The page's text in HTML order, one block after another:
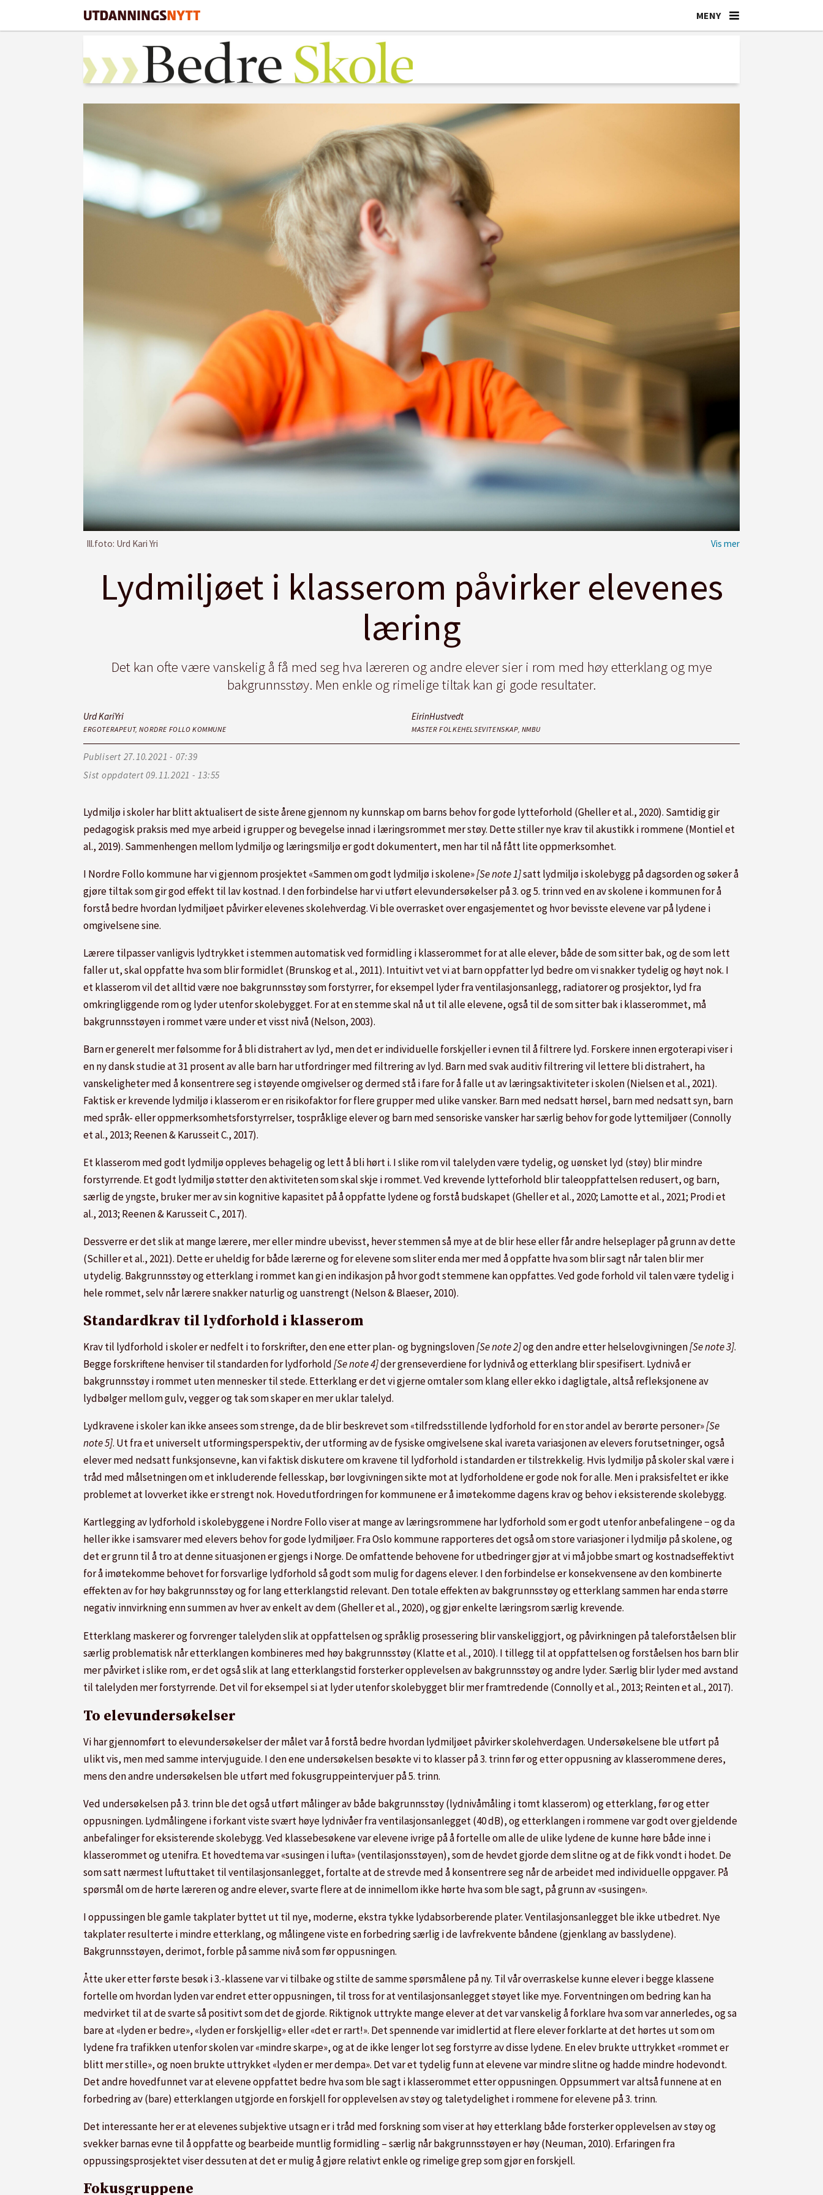
Ill.foto: Urd Kari Yri
Lydmiljøet i klasserom påvirker elevenes
læring
Det kan ofte være vanskelig å få med seg hva læreren og andre elever sier i rom med høy etterklang og mye
bakgrunnsstøy. Men enkle og rimelige tiltak kan gi gode resultater.
Urd KariYri
ERGOTERAPEUT, NORDRE FOLLO KOMMUNE
EirinHustvedt
MASTER FOLKEHELSEVITENSKAP, NMBU
Publisert
27.10.2021 - 07:39
Sist oppdatert
09.11.2021 - 13:55
Lydmiljø i skoler har blitt aktualisert de siste årene gjennom ny kunnskap om barns behov for gode lytteforhold (Ghelleret al., 2020). Samtidig gir
pedagogisk praksis med mye arbeid i grupper og bevegelse innad i læringsrommet mer støy. Dette stiller nye krav til akustikk i rommene (Montiel et
al., 2019). Sammenhengen mellom lydmiljø og læringsmiljø er godt dokumentert, men har til nå fått lite oppmerksomhet.
I Nordre Follo kommune har vi gjennom prosjektet «Sammen om godt lydmiljø i skolene»[Se note 1]satt lydmiljø i skolebygg på dagsorden og søker å
gjøre tiltak som gir god effekt til lav kostnad. I den forbindelse har vi utført elevundersøkelser på 3. og 5. trinn ved en av skolene i kommunen for å
forstå bedre hvordan lydmiljøet påvirker elevenes skolehverdag. Vi ble overrasket over engasjementet og hvor bevisste elevene var på lydene i
omgivelsene sine.
Lærere tilpasser vanligvis lydtrykket i stemmen automatisk ved formidling i klasserommet for at alle elever, både de som sitter bak, og de som lett
faller ut, skal oppfatte hva som blir formidlet (Brunskog et al., 2011). Intuitivt vet vi at barn oppfatter lyd bedre om vi snakker tydelig og høyt nok. I
et klasserom vil det alltid være noe bakgrunnsstøy som forstyrrer, for eksempel lyder fra ventilasjonsanlegg, radiatorer og prosjektor, lyd fra
omkringliggende rom og lyder utenfor skolebygget. For at en stemme skal nå ut til alle elevene, også til de som sitter bak i klasserommet, må
bakgrunnsstøyen i rommet være under et visst nivå (Nelson, 2003).
Barn er generelt mer følsomme for å bli distrahert av lyd, men det er individuelle forskjeller i evnen til å filtrere lyd. Forskere innen ergoterapi viser i
en ny dansk studie at 31 prosent av alle barn har utfordringer med filtrering av lyd. Barn med svak auditiv filtrering vil lettere bli distrahert, ha
vanskeligheter med å konsentrere seg i støyende omgivelser og dermed stå i fare for å falle ut av læringsaktiviteter i skolen (Nielsen et al., 2021).
Faktisk er krevende lydmiljø i klasserom er en risikofaktor for flere grupper med ulike vansker. Barn med nedsatt hørsel, barn med nedsatt syn, barn
med språk- eller oppmerksomhetsforstyrrelser, tospråklige elever og barn med sensoriske vansker har særlig behov for gode lyttemiljøer (Connolly
et al., 2013; Reenen & Karusseit C., 2017).
Et klasserom med godt lydmiljø oppleves behagelig og lett å bli hørt i. I slike rom vil talelyden være tydelig, og uønsket lyd (støy) blir mindre
forstyrrende. Et godt lydmiljø støtter den aktiviteten som skal skje i rommet.Ved krevende lytteforhold blir taleoppfattelsen redusert, og barn,
særlig de yngste, bruker mer av sin kognitive kapasitet på å oppfatte lydene og forstå budskapet (Gheller et al., 2020; Lamotte et al., 2021; Prodi et
al., 2013; Reenen & Karusseit C., 2017).
Dessverre er det slik at mange lærere, mer eller mindre ubevisst, hever stemmen så mye at de blir hese eller får andre helseplager på grunn av dette
(Schiller et al., 2021). Dette er uheldig for både lærerne og for elevene som sliter enda mer med å oppfatte hva som blir sagt når talen blir mer
utydelig. Bakgrunnsstøy og etterklang i rommet kan gi en indikasjon på hvor godt stemmene kan oppfattes. Ved gode forhold vil talen være tydelig i
hele rommet, selv når lærere snakker naturlig og uanstrengt (Nelson & Blaeser, 2010).
Standardkrav til lydforhold i klasserom
Krav til lydforhold i skoler er nedfelt i to forskrifter, den ene etter plan- og bygningsloven[Se note 2]og den andre etter helselovgivningen[Se note 3].
Begge forskriftene henviser til standarden for lydforhold[Se note 4]der grenseverdiene for lydnivå og etterklang blir spesifisert. Lydnivå er
bakgrunnsstøy i rommet uten mennesker til stede. Etterklang er det vi gjerne omtaler som klang eller ekko i dagligtale, altså refleksjonene av
lydbølger mellom gulv, vegger og tak som skaper en mer uklar talelyd.
Lydkravene i skoler kan ikke ansees som strenge, da de blir beskrevet som «tilfredsstillende lydforhold for en stor andel av berørte personer»[Se
note5]. Ut fra et universelt utformingsperspektiv, der utforming av de fysiske omgivelsene skal ivareta variasjonen av elevers forutsetninger, også
elever med nedsatt funksjonsevne, kan vi faktisk diskutere om kravene til lydforhold i standarden er tilstrekkelig. Hvis lydmiljø på skoler skal være i
tråd med målsetningen om et inkluderende fellesskap, bør lovgivningen sikte mot at lydforholdene er gode nok for alle. Men i praksisfeltet er ikke
problemet at lovverket ikke er strengt nok. Hovedutfordringen for kommunene er å imøtekomme dagens krav og behov i eksisterende skolebygg.
Kartlegging av lydforhold i skolebyggene i Nordre Follo viser at mange av læringsrommenehar lydforhold som er godt utenfor anbefalingene − og da
heller ikke i samsvarer med elevers behov for gode lydmiljøer. Fra Oslo kommune rapporteres det også om store variasjoner i lydmiljø på skolene, og
det er grunn til å tro at denne situasjonen er gjengs i Norge. De omfattende behovene for utbedringer gjør at vi må jobbe smart og kostnadseffektivt
for å imøtekomme behovet for forsvarlige lydforhold så godt som mulig for dagens elever. I den forbindelse er konsekvensene av den kombinerte
effekten av for høy bakgrunnsstøy og for lang etterklangstid relevant. Den totale effekten av bakgrunnsstøy og etterklang sammen har enda større
negativ innvirkning enn summen av hver av enkelt av dem (Gheller et al., 2020), og gjør enkelte læringsrom særlig krevende.
Etterklang maskerer og forvrenger talelyden slik at oppfattelsen og språklig prosessering blir vanskeliggjort, ogpåvirkningen på taleforståelsen blir
særlig problematisk når etterklangen kombineres med høy bakgrunnsstøy (Klatte et al., 2010). I tillegg til at oppfattelsen og forståelsen hos barn blir
mer påvirket i slike rom, er det også slik at lang etterklangstid forsterkeropplevelsenav bakgrunnsstøy og andre lyder. Særlig blir lyder med avstand
til talelyden mer forstyrrende. Det vil for eksempel si at lyder utenfor skolebygget blir mer framtredende (Connolly et al., 2013; Reinten et al., 2017).
To elevundersøkelser
Vi har gjennomført to elevundersøkelser der målet var å forstå bedre hvordan lydmiljøet påvirker skolehverdagen. Undersøkelsene ble utført på
ulikt vis, men med samme intervjuguide. I den ene undersøkelsen besøkte vi to klasser på 3. trinn før og etter oppusning av klasserommene deres,
mens den andre undersøkelsen ble utført med fokusgruppeintervjuer på 5. trinn.
Ved undersøkelsen på 3. trinn ble det også utført målinger av både bakgrunnsstøy (lydnivåmåling i tomt klasserom) og etterklang, før og etter
oppusningen. Lydmålingene i forkant viste svært høye lydnivåer fra ventilasjonsanlegget (40 dB), og etterklangen i rommene var godt over gjeldende
anbefalinger for eksisterende skolebygg. Ved klassebesøkene var elevene ivrige på å fortelle om alle de ulike lydene de kunne høre både inne i
klasserommet og utenifra. Et hovedtema var «susingen i lufta»(ventilasjonsstøyen), som de hevdet gjorde dem slitne og at de fikk vondt i hodet. De
som satt nærmest luftuttaket til ventilasjonsanlegget, fortalte at de strevde med å konsentrere seg når de arbeidet med individuelle oppgaver. På
spørsmål om de hørte læreren og andre elever, svarte flere at de innimellom ikke hørtehva som ble sagt, på grunn av «susingen».
I oppussingen ble gamle takplater byttet ut til nye, moderne, ekstra tykke lydabsorberende plater. Ventilasjonsanlegget ble ikke utbedret. Nye
takplater resulterte i mindre etterklang, og målingene viste en forbedring særlig i de lavfrekvente båndene (gjenklang av basslydene).
Bakgrunnsstøyen, derimot, forble på samme nivå som før oppusningen.
Åtte uker etter første besøk i 3.-klassene var vi tilbake og stilte de samme spørsmålene på ny. Til vår overraskelse kunne elever i begge klassene
fortelle om hvordan lyden var endret etter oppusningen, til tross for at ventilasjonsanlegget støyet like mye. Forventningen om bedring kan ha
medvirket til at de svarte så positivt som det de gjorde. Riktignok uttrykte mange elever at det var vanskelig å forklarehvasom var annerledes, og sa
bare at «lyden er bedre», «lyden er forskjellig» eller «det er rart!». Det spennende var imidlertid at flere elever forklarte at det hørtes ut som om
lydene fra trafikken utenfor skolen var «mindre skarpe», og at de ikke lenger lot seg forstyrre av disse lydene. En elev brukte uttrykket «rommet er
blitt mer stille»,og noen brukte uttrykket «lyden er mer dempa». Det var et tydelig funn at elevene var mindre slitne og hadde mindre hodevondt.
Det andre hovedfunnet var at elevene oppfattet bedre hva som ble sagt i klasserommet etter oppusningen. Oppsummert var altså funnene at en
forbedring av (bare) etterklangen utgjorde en forskjell for opplevelsen av støy og taletydelighet i rommene for elevene på 3. trinn.
Det interessante her er at elevenes subjektive utsagn er i tråd med forskning som viser at høy etterklang både forsterker opplevelsen av støy og
svekker barnas evne til å oppfatte og bearbeide muntlig formidling – særlig når bakgrunnsstøyen er høy (Neuman, 2010). Erfaringen fra
oppussingsprosjektet viser dessuten at det er mulig å gjøre relativt enkle og rimelige grep som gjør en forskjell.
Fokusgruppene